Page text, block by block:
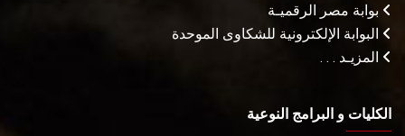
بوابة مصر الرقميـة
البوابة الإلكترونية للشكاوى الموحدة
المزيـد . . .
الكليات و البرامج النوعية